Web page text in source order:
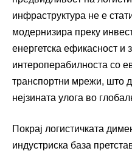
инфраструктура не е
модернизира преку
енергетска ефикасност и
интероперабилноста со
транспортни мрежи, што
нејзината улога во
Покрај логистичката
индустриска база